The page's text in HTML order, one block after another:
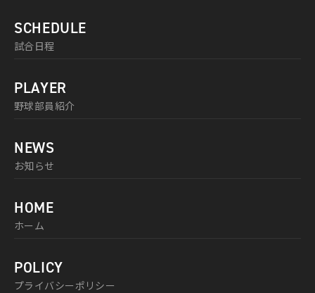
SCHEDULE
試合日程
PLAYER
野球部員紹介
NEWS
お知らせ
HOME
ホーム
POLICY
プライバシーポリシー